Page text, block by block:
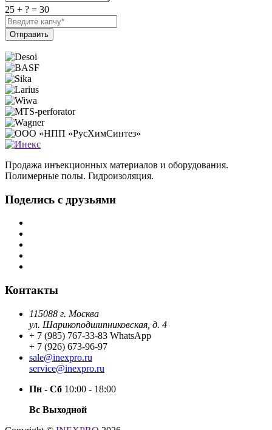
25 + ? = 30
Отправить
Продажа инъекционных материалов и оборудования.
Полимерные полы. Гидроизоляция.
Поделись с друзьями
Контакты
115088 г. Москва
ул. Шарикоподшипниковская, д. 4
+ 7 (985) 767-33-83 WhatsApp
+ 7 (926) 673-96-97
sale@inexpro.ru
service@inexpro.ru
Пн - Сб 10:00 - 18:00
Вс Выходной